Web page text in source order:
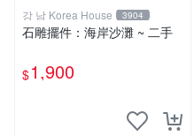
강 남 Korea House 3904
石雕擺件：海岸沙灘 ~ 二手
$1,900